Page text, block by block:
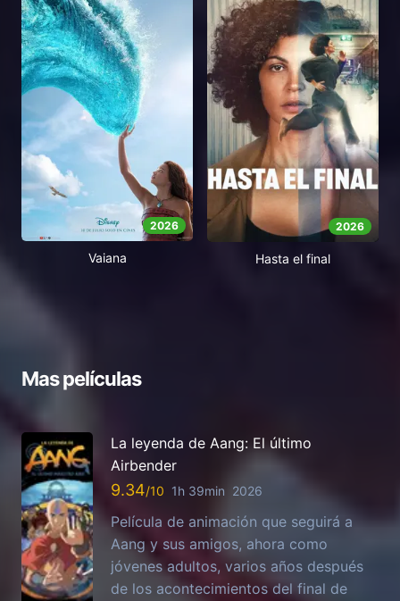
2026
Vaiana
2026
Hasta el final
Mas películas
La leyenda de Aang: El último
Airbender
9.34 1h 39min 2026
Película de animación que seguirá a
Aang y sus amigos, ahora como
jóvenes adultos, varios años después
de los acontecimientos del final de